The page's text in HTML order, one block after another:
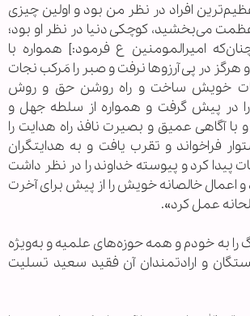
عظیم‌ترین افراد در نظر من بود و اولین چیزی
می‌بخشید، کوچکی دنیا در نظر او بود؛
امیرالمومنین ع فرمود:] همواره با
در پی آرزوها نرفت و صبر را مَرکب نجات
خویش ساخت و راه روشن حق و روش
در پیش گرفت و همواره از سلطه جهل و
با آگاهی عمیق و بصیرت نافذ راه هدایت را
فراخواند و تقرب یافت و به هدایتگران
کرد و پیوسته خداوند را در نظر داشت
و اعمال خالصانه خویش را از پیش برای آخرت
عمل‌ کرد».
به خودم و همه حوزه‌های علمیه و به‌ویژه
و ارادتمندان آن فقید سعید تسلیت